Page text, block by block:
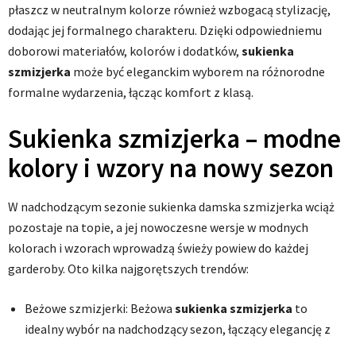
płaszcz w neutralnym kolorze również wzbogacą stylizację,
dodając jej formalnego charakteru. Dzięki odpowiedniemu
doborowi materiałów, kolorów i dodatków, sukienka
szmizjerka może być eleganckim wyborem na różnorodne
formalne wydarzenia, łącząc komfort z klasą.
Sukienka szmizjerka – modne
kolory i wzory na nowy sezon
W nadchodzącym sezonie sukienka damska szmizjerka wciąż
pozostaje na topie, a jej nowoczesne wersje w modnych
kolorach i wzorach wprowadzą świeży powiew do każdej
garderoby. Oto kilka najgorętszych trendów:
Beżowe szmizjerki: Beżowa sukienka szmizjerka to
idealny wybór na nadchodzący sezon, łączący elegancję z